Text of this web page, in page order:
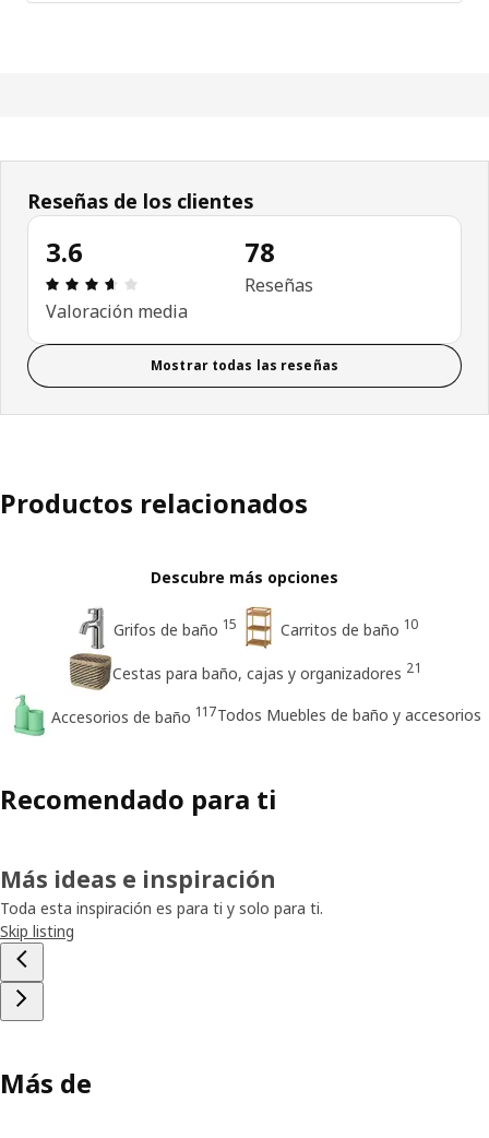
Reseñas de los clientes
3.6
Reseña: 3.6 de 5 estrellas. Revisiones totales: 78
Valoración media
78
Reseñas
Mostrar todas las reseñas
Productos relacionados
Descubre más opciones
Grifos de baño 15 Carritos de baño 10
Cestas para baño, cajas y organizadores 21
Accesorios de baño 117Todos Muebles de baño y accesorios
Recomendado para ti
Más ideas e inspiración
Toda esta inspiración es para ti y solo para ti.
Skip listing
Más de